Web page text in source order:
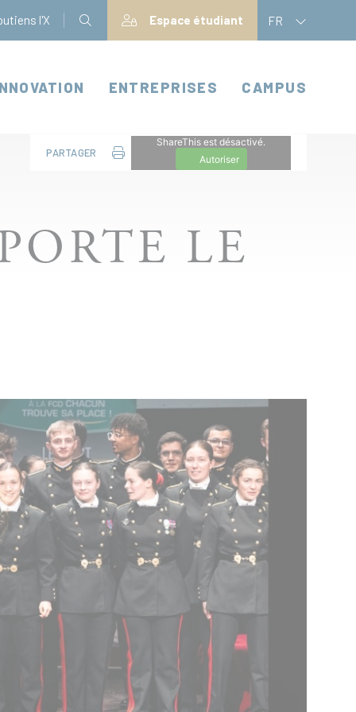
l'X Espace étudiant FR
ENTREPRISES CAMPUS
PARTAGER
ShareThis est désactivé.
Autoriser
LE